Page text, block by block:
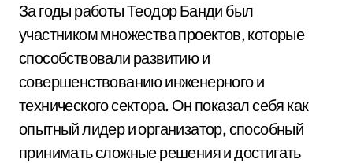
За годы работы Теодор Банди был
участником множества проектов, которые
способствовали развитию и
совершенствованию инженерного и
технического сектора. Он показал себя как
опытный лидер и организатор, способный
принимать сложные решения и достигать